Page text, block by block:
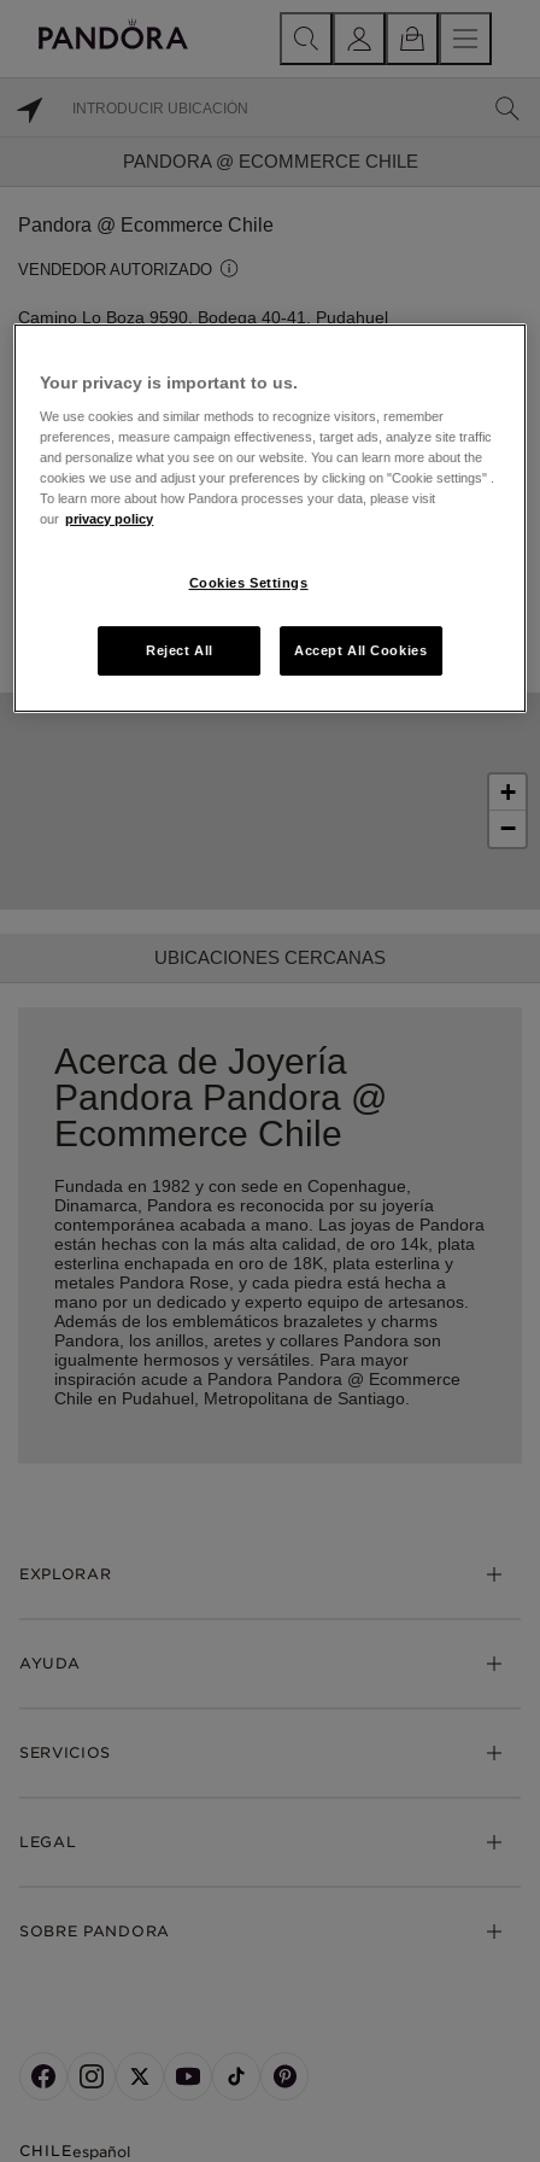
PANDORA @ ECOMMERCE CHILE
Pandora @ Ecommerce Chile
VENDEDOR AUTORIZADO
Camino Lo Boza 9590, Bodega 40-41, Pudahuel
DIRECCIONES
Acerca de Joyería Pandora
Joyería contemporánea acabada a mano
emblemáticos
+
−
UBICACIONES CERCANAS
Acerca de Joyería
Pandora Pandora @
Ecommerce Chile
Fundada en 1982 y con sede en Copenhague,
Dinamarca, Pandora es reconocida por su joyería
contemporánea acabada a mano. Las joyas de Pandora
están hechas con la más alta calidad, de oro 14k, plata
esterlina enchapada en oro de 18K, plata esterlina y
metales Pandora Rose, y cada piedra está hecha a
mano por un dedicado y experto equipo de artesanos.
Además de los emblemáticos brazaletes y charms
Pandora, los anillos, aretes y collares Pandora son
igualmente hermosos y versátiles. Para mayor
inspiración acude a Pandora Pandora @ Ecommerce
Chile en Pudahuel, Metropolitana de Santiago.
EXPLORAR
AYUDA
SERVICIOS
LEGAL
SOBRE PANDORA
CHILEespañol
Your privacy is important to us.
We use cookies and similar methods to recognize visitors, remember
preferences, measure campaign effectiveness, target ads, analyze site traffic
and personalize what you see on our website. You can learn more about the
cookies we use and adjust your preferences by clicking on "Cookie settings" .
To learn more about how Pandora processes your data, please visit
our privacy policy
Cookies Settings
Reject All Accept All Cookies